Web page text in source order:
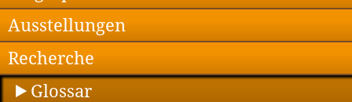
Ausstellungen
Recherche
Glossar